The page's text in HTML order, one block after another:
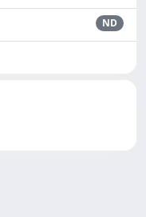
ND